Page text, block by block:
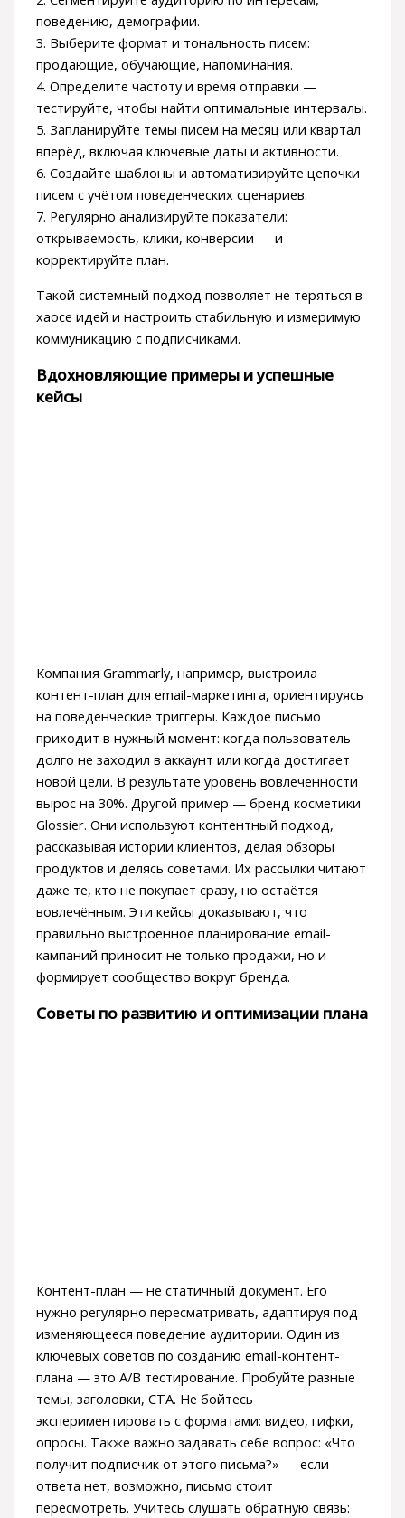
поведению, демографии.
3. Выберите формат и тональность писем:
продающие, обучающие, напоминания.
4. Определите частоту и время отправки —
тестируйте, чтобы найти оптимальные интервалы.
5. Запланируйте темы писем на месяц или квартал
вперёд, включая ключевые даты и активности.
6. Создайте шаблоны и автоматизируйте цепочки
писем с учётом поведенческих сценариев.
7. Регулярно анализируйте показатели:
открываемость, клики, конверсии — и
корректируйте план.
Такой системный подход позволяет не теряться в
хаосе идей и настроить стабильную и измеримую
коммуникацию с подписчиками.
Вдохновляющие примеры и успешные
кейсы
Компания Grammarly, например, выстроила
контент-план для email-маркетинга, ориентируясь
на поведенческие триггеры. Каждое письмо
приходит в нужный момент: когда пользователь
долго не заходил в аккаунт или когда достигает
новой цели. В результате уровень вовлечённости
вырос на 30%. Другой пример — бренд косметики
Glossier. Они используют контентный подход,
рассказывая истории клиентов, делая обзоры
продуктов и делясь советами. Их рассылки читают
даже те, кто не покупает сразу, но остаётся
вовлечённым. Эти кейсы доказывают, что
правильно выстроенное планирование email-
кампаний приносит не только продажи, но и
формирует сообщество вокруг бренда.
Советы по развитию и оптимизации плана
Контент-план — не статичный документ. Его
нужно регулярно пересматривать, адаптируя под
изменяющееся поведение аудитории. Один из
ключевых советов по созданию email-контент-
плана — это A/B тестирование. Пробуйте разные
темы, заголовки, CTA. Не бойтесь
экспериментировать с форматами: видео, гифки,
опросы. Также важно задавать себе вопрос: «Что
получит подписчик от этого письма?» — если
ответа нет, возможно, письмо стоит
пересмотреть. Учитесь слушать обратную связь: